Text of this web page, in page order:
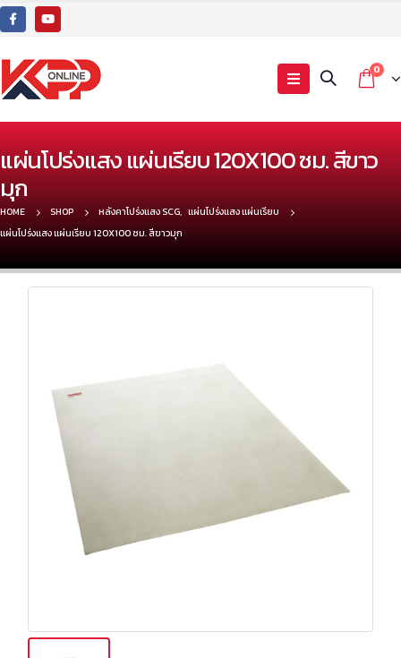
0
แผ่นโปร่งแสง แผ่นเรียบ 120X100 ซม. สีขาว
มุก
HOME SHOP หลังคาโปร่งแสง SCG, แผ่นโปร่งแสง แผ่นเรียบ
แผ่นโปร่งแสง แผ่นเรียบ 120X100 ซม. สีขาวมุก